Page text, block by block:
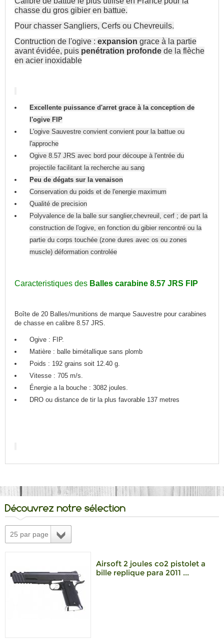
chasse du gros gibier en battue.
Pour chasser Sangliers, Cerfs ou Chevreuils.
Contruction de l'ogive :expansion grace à la partie
avant évidée, puis penétration profonde de la flèche
en acier inoxidable
Excellente puissance d'arret grace à la conception de
l'ogive FIP
L'ogive Sauvestre convient convient pour la battue ou
l'approche
Ogive 8.57 JRS avec bord pour découpe à l'entrée du
projectile facilitant la recherche au sang
Peu de dégats sur la venaison
Conservation du poids et de l'energie maximum
Qualité de precision
Polyvalence de la balle sur sanglier,chevreuil, cerf ; de part la
construction de l'ogive, en fonction du gibier rencontré ou la
partie du corps touchée (zone dures avec os ou zones
muscle) déformation controlée
Caracteristiques des Balles carabine 8.57 JRS FIP
Boîte de 20 Balles/munitions de marque Sauvestre pour carabines
de chasse en calibre 8.57 JRS.
Ogive : FIP.
Matière : balle bimétallique sans plomb
Poids : 192 grains soit 12.40 g.
Vitesse : 705 m/s.
Énergie a la bouche : 3082 joules.
DRO ou distance de tir la plus favorable 137 metres
Découvrez notre sélection
25 par page
Airsoft 2 joules co2 pistolet a
bille replique para 2011 ...